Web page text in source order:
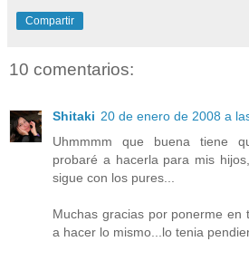
Compartir
10 comentarios:
Shitaki 20 de enero de 2008 a
Uhmmmm que buena tiene
probaré a hacerla para mis
sigue con los pures...
Muchas gracias por ponerme en
a hacer lo mismo...lo tenia